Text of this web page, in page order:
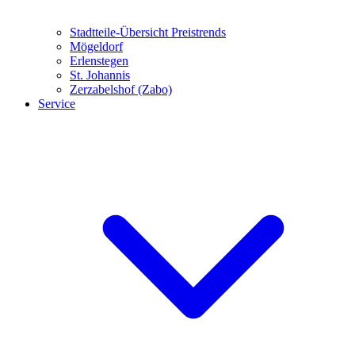
Stadtteile-Übersicht Preistrends
Mögeldorf
Erlenstegen
St. Johannis
Zerzabelshof (Zabo)
Service